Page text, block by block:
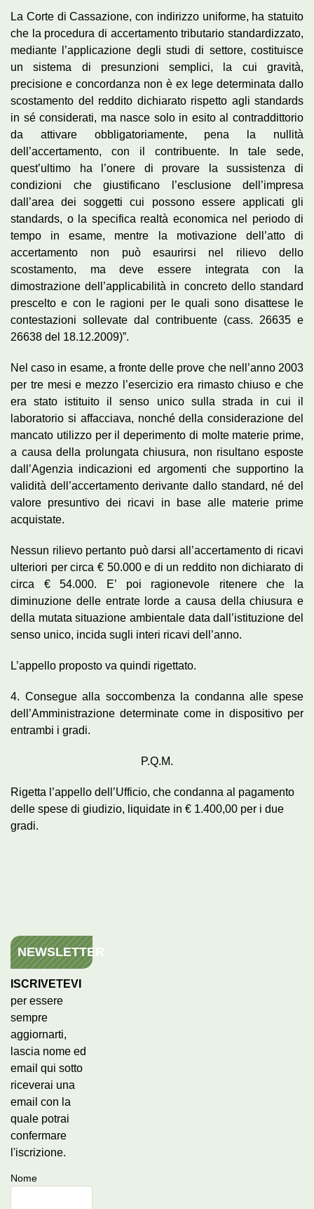
La Corte di Cassazione, con indirizzo uniforme, ha statuito
che la procedura di accertamento tributario standardizzato,
mediante l’applicazione degli studi di settore, costituisce
un sistema di presunzioni semplici, la cui gravità,
precisione e concordanza non è ex lege determinata dallo
scostamento del reddito dichiarato rispetto agli standards
in sé considerati, ma nasce solo in esito al contraddittorio
da attivare obbligatoriamente, pena la nullità
dell’accertamento, con il contribuente. In tale sede,
quest’ultimo ha l’onere di provare la sussistenza di
condizioni che giustificano l’esclusione dell’impresa
dall’area dei soggetti cui possono essere applicati gli
standards, o la specifica realtà economica nel periodo di
tempo in esame, mentre la motivazione dell’atto di
accertamento non può esaurirsi nel rilievo dello
scostamento, ma deve essere integrata con la
dimostrazione dell’applicabilità in concreto dello standard
prescelto e con le ragioni per le quali sono disattese le
contestazioni sollevate dal contribuente (cass. 26635 e
26638 del 18.12.2009)”.
Nel caso in esame, a fronte delle prove che nell’anno 2003
per tre mesi e mezzo l’esercizio era rimasto chiuso e che
era stato istituito il senso unico sulla strada in cui il
laboratorio si affacciava, nonché della considerazione del
mancato utilizzo per il deperimento di molte materie prime,
a causa della prolungata chiusura, non risultano esposte
dall’Agenzia indicazioni ed argomenti che supportino la
validità dell’accertamento derivante dallo standard, né del
valore presuntivo dei ricavi in base alle materie prime
acquistate.
Nessun rilievo pertanto può darsi all’accertamento di ricavi
ulteriori per circa € 50.000 e di un reddito non dichiarato di
circa € 54.000. E’ poi ragionevole ritenere che la
diminuzione delle entrate lorde a causa della chiusura e
della mutata situazione ambientale data dall’istituzione del
senso unico, incida sugli interi ricavi dell’anno.
L’appello proposto va quindi rigettato.
4. Consegue alla soccombenza la condanna alle spese
dell’Amministrazione determinate come in dispositivo per
entrambi i gradi.
P.Q.M.
Rigetta l’appello dell’Ufficio, che condanna al pagamento
delle spese di giudizio, liquidate in € 1.400,00 per i due
gradi.
NEWSLETTER
ISCRIVETEVI
per essere
sempre
aggiornarti,
lascia nome ed
email qui sotto
riceverai una
email con la
quale potrai
confermare
l'iscrizione.
Nome